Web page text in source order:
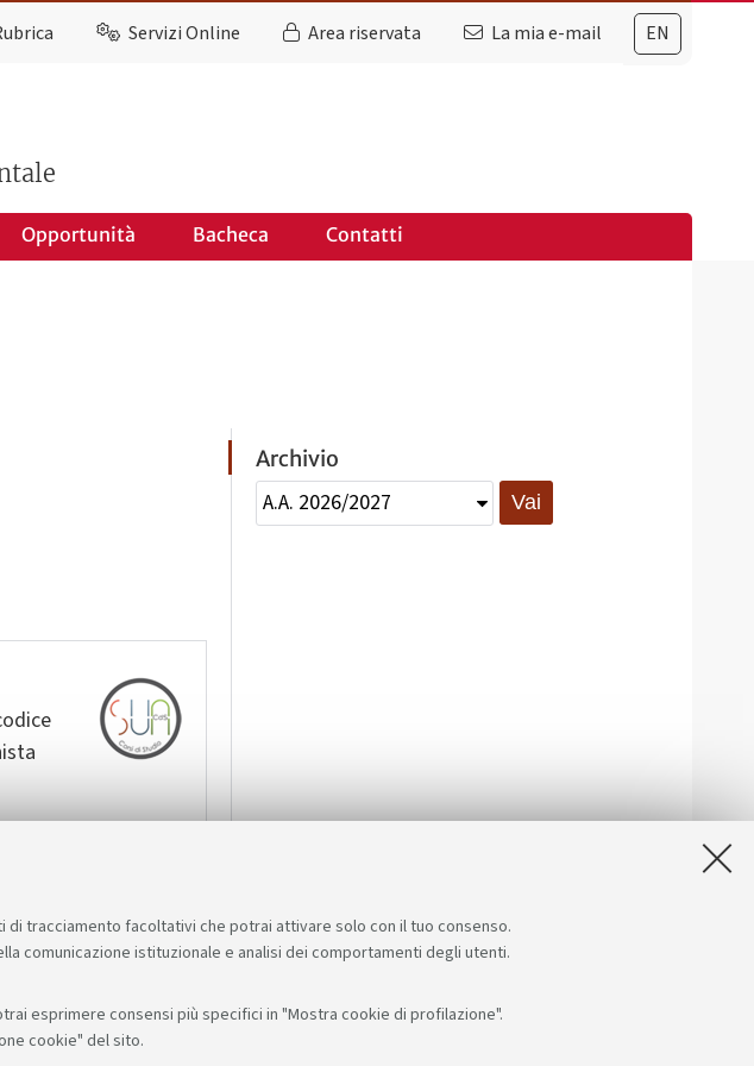
tracciamento facoltativi che potrai attivare solo con il tuo consenso.
comunicazione istituzionale e analisi dei comportamenti degli utenti.
esprimere consensi più specifici in "Mostra cookie di profilazione".
cookie" del sito.
EN
Servizi Online Area riservata La mia e-mail
Opportunità Bacheca Contatti
Archivio
Vai